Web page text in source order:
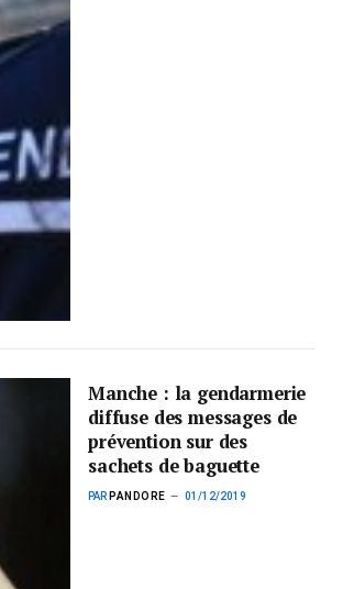
Manche : la gendarmerie
diffuse des messages de
prévention sur des
sachets de baguette
PAR PANDORE 01/12/2019